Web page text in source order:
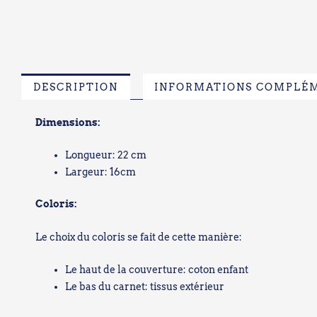
DESCRIPTION INFORMATIONS
Dimensions:
Longueur: 22 cm
Largeur: 16cm
Coloris:
Le choix du coloris se fait de cette manière:
Le haut de la couverture: coton enfant
Le bas du carnet: tissus extérieur